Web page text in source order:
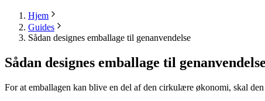
Hjem
Guides
Sådan designes emballage til genanvendelse
Sådan designes emballage til genanvendelse
For at emballagen kan blive en del af den cirkulære økonomi, skal